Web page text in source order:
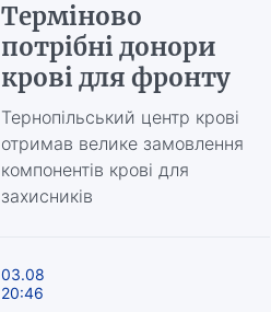
Терміново
потрібні донори
крові для фронту
Тернопільський центр крові
отримав велике замовлення
компонентів крові для
захисників
03.08
20:46